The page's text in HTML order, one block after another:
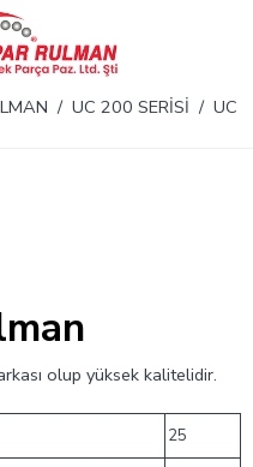
/ UC 200 SERİSİ / UC
olup yüksek kalitelidir.
25